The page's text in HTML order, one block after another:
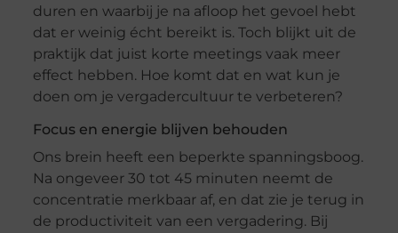
duren en waarbij je na afloop het gevoel hebt
dat er weinig écht bereikt is. Toch blijkt uit de
praktijk dat juist korte meetings vaak meer
effect hebben. Hoe komt dat en wat kun je
doen om je vergadercultuur te verbeteren?
Focus en energie blijven behouden
Ons brein heeft een beperkte spanningsboog.
Na ongeveer 30 tot 45 minuten neemt de
concentratie merkbaar af, en dat zie je terug in
de productiviteit van een vergadering. Bij